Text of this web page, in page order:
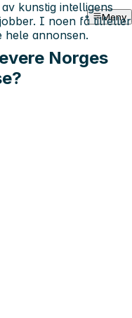
Meny
Norges
kunstig intelligens
I noen få tilfeller
hele annonsen.